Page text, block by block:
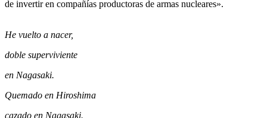
de invertir en compañías productoras de armas nucleares».
He vuelto a nacer,
doble superviviente
en Nagasaki.
Quemado en Hiroshima
cazado en Nagasaki.